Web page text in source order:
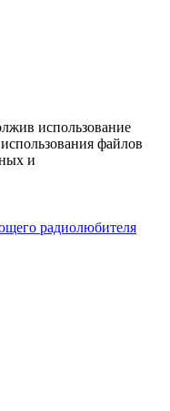
использование
файлов
и